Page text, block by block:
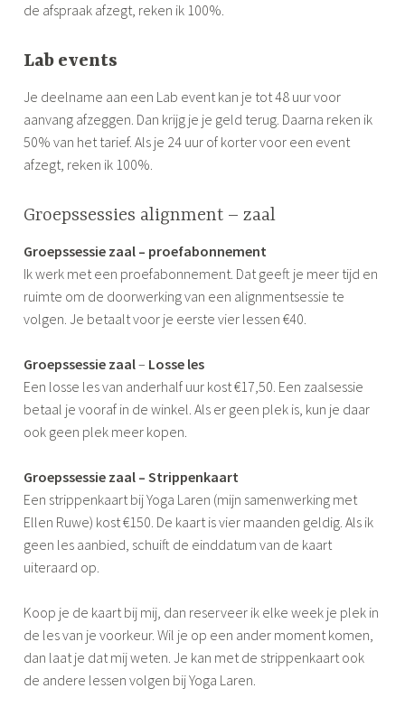
de afspraak afzegt, reken ik 100%.
Lab events
Je deelname aan een Lab event kan je tot 48 uur voor
aanvang afzeggen. Dan krijg je je geld terug. Daarna reken ik
50% van het tarief. Als je 24 uur of korter voor een event
afzegt, reken ik 100%.
Groepssessies alignment – zaal
Groepssessie zaal – proefabonnement
Ik werk met een proefabonnement. Dat geeft je meer tijd en
ruimte om de doorwerking van een alignmentsessie te
volgen. Je betaalt voor je eerste vier lessen €40.
Groepssessie zaal– Losse les
Een losse les van anderhalf uur kost €17,50. Een zaalsessie
betaal je vooraf in de winkel. Als er geen plek is, kun je daar
ook geen plek meer kopen.
Groepssessie zaal – Strippenkaart
Een strippenkaart bij Yoga Laren (mijn samenwerking met
Ellen Ruwe) kost €150. De kaart is vier maanden geldig. Als ik
geen les aanbied, schuift de einddatum van de kaart
uiteraard op.
Koop je de kaart bij mij, dan reserveer ik elke week je plek in
de les van je voorkeur. Wil je op een ander moment komen,
dan laat je dat mij weten. Je kan met de strippenkaart ook
de andere lessen volgen bij Yoga Laren.